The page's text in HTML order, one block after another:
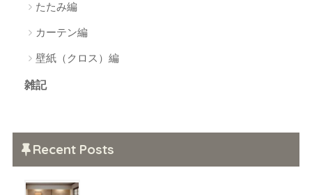
たたみ編
カーテン編
壁紙（クロス）編
雑記
Recent Posts